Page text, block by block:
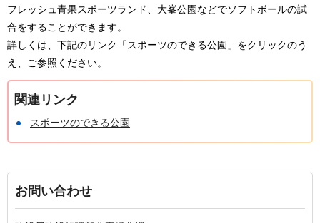
フレッシュ青果スポーツランド、大峯公園などでソフトボールの試
合をすることができます。
詳しくは、下記のリンク「スポーツのできる公園」をクリックのう
え、ご参照ください。
関連リンク
スポーツのできる公園
お問い合わせ